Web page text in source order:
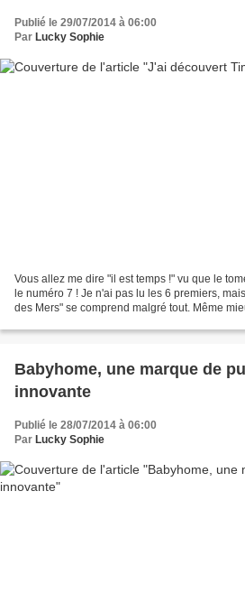
Publié le 29/07/2014 à 06:00
Par Lucky Sophie
Vous allez me dire "il est temps !" vu que le
le numéro 7 ! Je n'ai pas lu les 6 premiers,
des Mers" se comprend malgré tout. Même
Babyhome, une marque de
innovante
Publié le 28/07/2014 à 06:00
Par Lucky Sophie